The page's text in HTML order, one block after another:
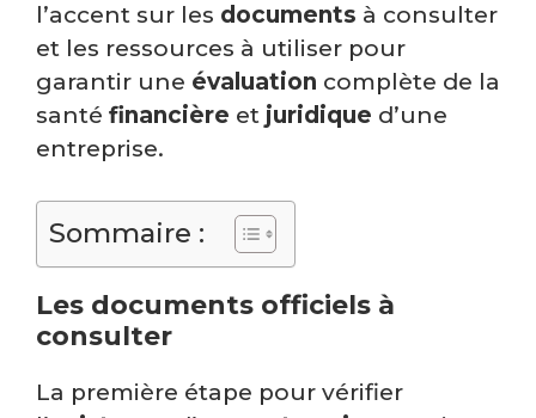
l’accent sur les documents à consulter
et les ressources à utiliser pour
garantir une évaluation complète de la
santé financière et juridique d’une
entreprise.
Sommaire :
Les documents officiels à
consulter
La première étape pour vérifier